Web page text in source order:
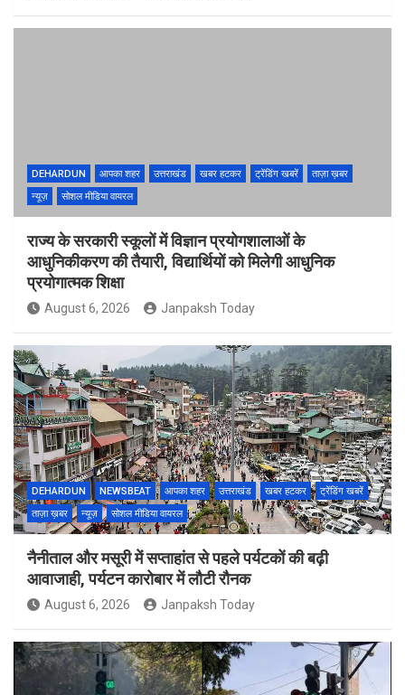
DEHARDUN आपका शहर उत्तराखंड खबर हटकर ट्रेंडिंग खबरें
ताज़ा ख़बर
न्यूज़
सोशल मीडिया वायरल
राज्य के सरकारी स्कूलों में विज्ञान प्रयोगशालाओं के
आधुनिकीकरण की तैयारी, विद्यार्थियों को मिलेगी आधुनिक
प्रयोगात्मक शिक्षा
August 6, 2026 Janpaksh Today
DEHARDUN NEWSBEAT आपका शहर उत्तराखंड खबर हटकर
ट्रेंडिंग खबरें
ताज़ा ख़बर
न्यूज़ सोशल मीडिया वायरल
नैनीताल और मसूरी में सप्ताहांत से पहले पर्यटकों की बढ़ी
आवाजाही, पर्यटन कारोबार में लौटी रौनक
August 6, 2026 Janpaksh Today